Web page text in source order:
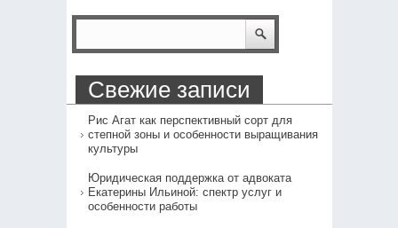
Свежие записи
Рис Агат как перспективный сорт для
степной зоны и особенности выращивания
культуры
Юридическая поддержка от адвоката
Екатерины Ильиной: спектр услуг и
особенности работы